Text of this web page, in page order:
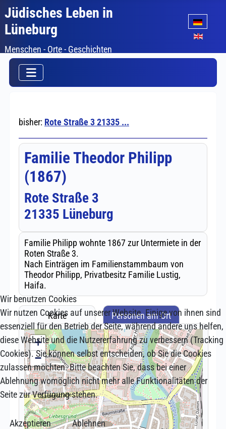
Jüdisches Leben in
Lüneburg
Menschen - Orte - Geschichten
Sprache
Wir benutzen Cookies
Wir nutzen Cookies auf unserer Website. Einige von ihnen sind
essenziell für den Betrieb der Seite, während andere uns helfen,
diese Website und die Nutzererfahrung zu verbessern (Tracking
Cookies). Sie können selbst entscheiden, ob Sie die Cookies
zulassen möchten. Bitte beachten Sie, dass bei einer
Ablehnung womöglich nicht mehr alle Funktionalitäten der
Seite zur Verfügung stehen.
Akzeptieren
Ablehnen